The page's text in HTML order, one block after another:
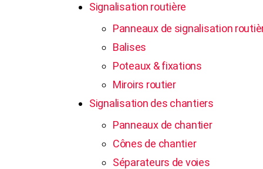
Signalisation routière
Panneaux de signalisation
Balises
Poteaux & fixations
Miroirs routier
Signalisation des chantiers
Panneaux de chantier
Cônes de chantier
Séparateurs de voies